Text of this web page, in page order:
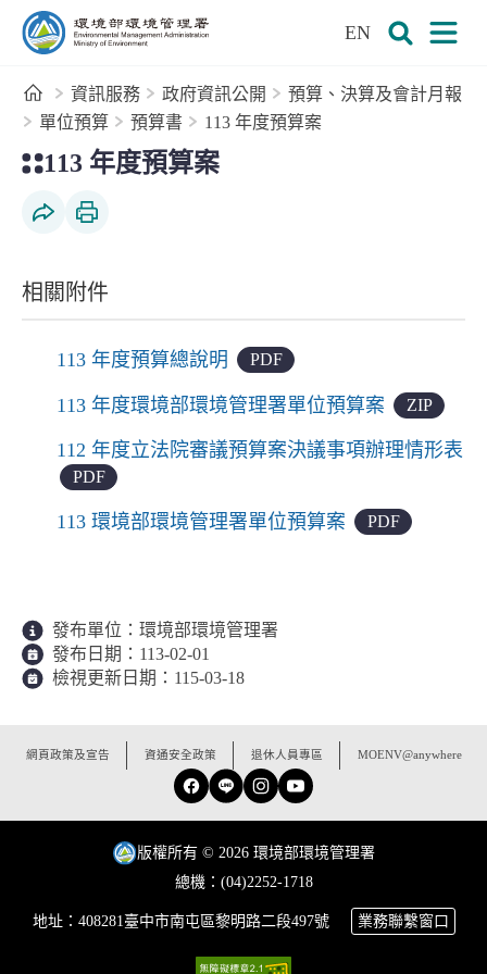
跳到主要內容區塊
EN
首頁資訊服務 政府資訊公開
預算、決算及會計月報
單位預算
預算書 113 年度預算案
113 年度預算案
相關附件
113 年度預算總說明 PDF
113 年度環境部環境管理署單位預算案 ZIP
112 年度立法院審議預算案決議事項辦理情形表
PDF
113 環境部環境管理署單位預算案 PDF
發布單位： 環境部環境管理署
發布日期： 113-02-01
檢視更新日期： 115-03-18
網頁政策及宣告 資通安全政策 退休人員專區 MOENV@anywhere
Facebook
LineInstagram
YouTube
版權所有 © 2026 環境部環境管理署
總機：(04)2252-1718
地址：408281臺中市南屯區黎明路二段497號 業務聯繫窗口